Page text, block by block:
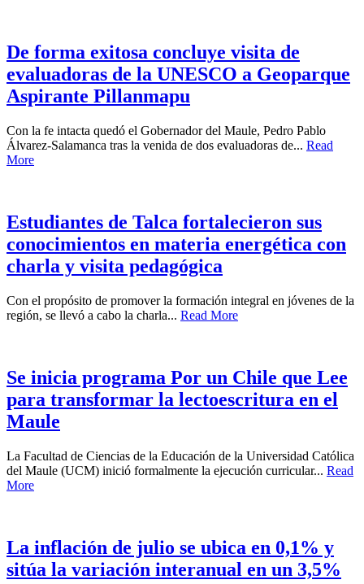
De forma exitosa concluye visita de
evaluadoras de la UNESCO a Geoparque
Aspirante Pillanmapu
Con la fe intacta quedó el Gobernador del Maule, Pedro Pablo
Álvarez-Salamanca tras la venida de dos evaluadoras de... Read
More
Estudiantes de Talca fortalecieron sus
conocimientos en materia energética con
charla y visita pedagógica
Con el propósito de promover la formación integral en jóvenes de la
región, se llevó a cabo la charla... Read More
Se inicia programa Por un Chile que Lee
para transformar la lectoescritura en el
Maule
La Facultad de Ciencias de la Educación de la Universidad Católica
del Maule (UCM) inició formalmente la ejecución curricular... Read
More
La inflación de julio se ubica en 0,1% y
sitúa la variación interanual en un 3,5%